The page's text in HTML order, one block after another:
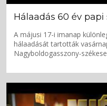
Hálaadás 60 év
A májusi 17-i imanap
hálaadását tartották
Nagyboldogasszony-